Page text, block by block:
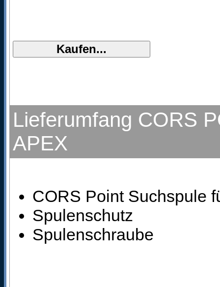
Lieferumfang CORS
APEX
CORS Point Suchspule
Spulenschutz
Spulenschraube